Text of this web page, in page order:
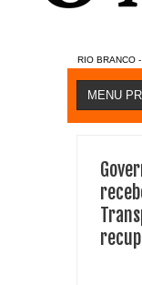
RIO BRANCO